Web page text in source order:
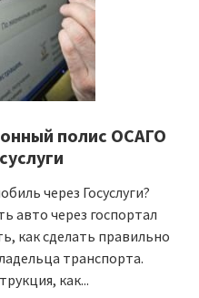
полис ОСАГО
через Госуслуги?
авто через госпортал
как сделать правильно
транспорта.
как...